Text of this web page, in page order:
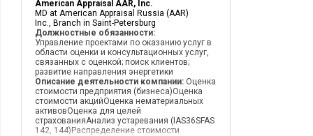
American Appraisal AAR, Inc.
MD at American Appraisal Russia (AAR)
Inc., Branch in Saint-Petersburg
Должностные обязанности:
Управление проектами по оказанию услуг в
области оценки и консультационных услуг,
связанных с оценкой; поиск клиентов;
развитие направления энергетики
Описание деятельности компании: Оценка
стоимости предприятия (бизнеса)Оценка
стоимости акцийОценка нематериальных
активовОценка для целей
страхованияАнализ устаревания (IAS36SFAS
142, 144)Распределение стоимости